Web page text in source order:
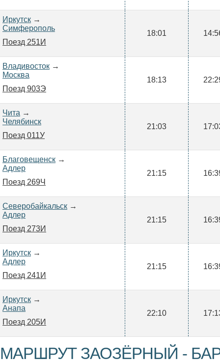
Иркутск →
Симферополь
Поезд 251И
18:01
Владивосток →
Москва
Поезд 903Э
18:13
Чита →
Челябинск
Поезд 011У
21:03
Благовещенск →
Адлер
Поезд 269Ч
21:15
Северобайкальск →
Адлер
Поезд 273И
21:15
Иркутск →
Адлер
Поезд 241И
21:15
Иркутск →
Анапа
Поезд 205И
22:10
МАРШРУТ ЗАОЗЁРНЫЙ -